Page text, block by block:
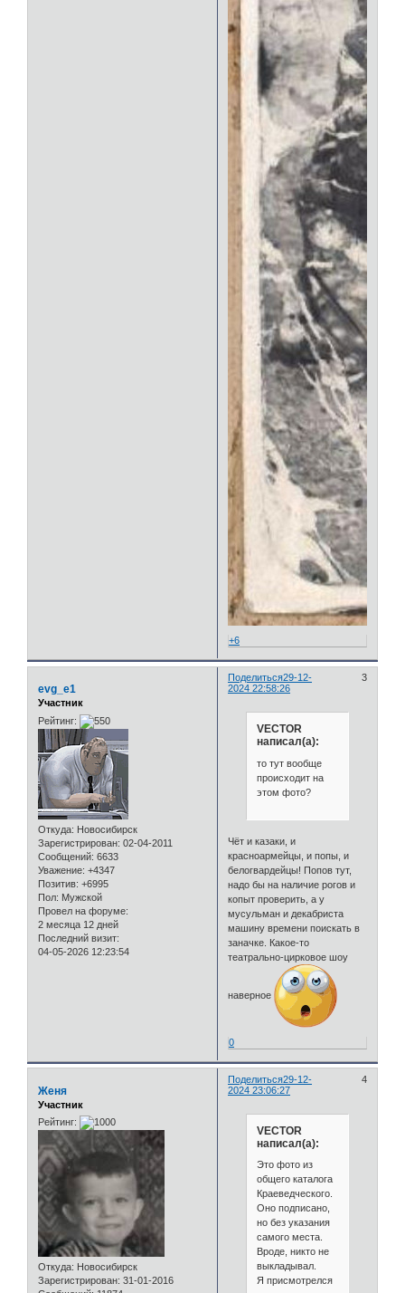
+6
Поделиться 3
29-12-
2024 22:58:26
evg_e1
Участник
Рейтинг:
Откуда: Новосибирск
Зарегистрирован: 02-04-2011
Сообщений: 6633
Уважение: +4347
Позитив: +6995
Пол: Мужской
Провел на форуме:
2 месяца 12 дней
Последний визит:
04-05-2026 12:23:54
VECTOR
написал(а):
то тут вообще
происходит на
этом фото?
Чёт и казаки, и
красноармейцы, и попы, и
белогвардейцы! Попов тут,
надо бы на наличие рогов и
копыт проверить, а у
мусульман и декабриста
машину времени поискать в
заначке. Какое-то
театрально-цирковое шоу
наверное
0
Поделиться 4
29-12-
2024 23:06:27
Женя
Участник
Рейтинг:
Откуда: Новосибирск
Зарегистрирован: 31-01-2016
VECTOR
написал(а):
Это фото из
общего каталога
Краеведческого.
Оно подписано,
но без указания
самого места.
Вроде, никто не
выкладывал.
Я присмотрелся